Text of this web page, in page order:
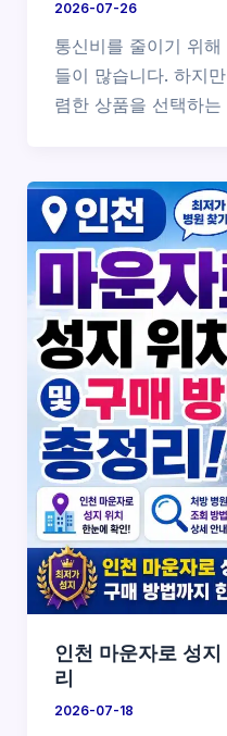
2026-07-26
통신비를 줄이기 위
들이 많습니다. 하지
렴한 상품을 선택하
인천 마운자로 성
리
2026-07-18